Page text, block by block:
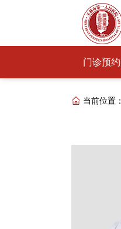
门诊预约
当前位置：